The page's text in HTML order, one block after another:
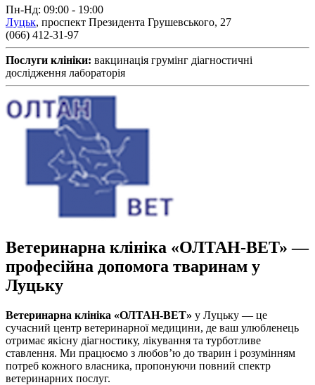
Пн-Нд: 09:00 - 19:00
Луцьк, проспект Президента Грушевського, 27
(066) 412-31-97
Послуги клініки: вакцинація грумінг діагностичні
дослідження лабораторія
Ветеринарна клініка «ОЛТАН-ВЕТ» —
професійна допомога тваринам у
Луцьку
Ветеринарна клініка «ОЛТАН-ВЕТ» у Луцьку — це
сучасний центр ветеринарної медицини, де ваш улюбленець
отримає якісну діагностику, лікування та турботливе
ставлення. Ми працюємо з любов’ю до тварин і розумінням
потреб кожного власника, пропонуючи повний спектр
ветеринарних послуг.